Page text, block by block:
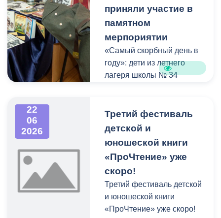
семейным традициям. В
церемонии
бракосочетания, мастер-
классы от ведущих
экспертов, выставки,
праздничные концерты.
Это мероприятие станет
центральным событием
страны в летнем сезоне
2026 года.
приняли участие в
памятном
мерпориятии
«Самый скорбный день в
году»: дети из летнего
лагеря школы № 34
Накануне Дня памяти и
школьникам рассказали о
трагических событиях
начала Великой
Отечественной войны и
героической обороне
22
06
2026
Третий фестиваль
детской и
юношеской книги
«ПроЧтение» уже
скоро!
Третий фестиваль детской
и юношеской книги
«ПроЧтение» уже скоро!